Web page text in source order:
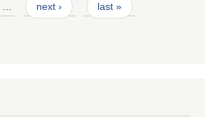
… next › last »